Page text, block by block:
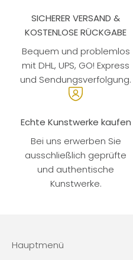
SICHERER VERSAND &
KOSTENLOSE RÜCKGABE
Bequem und problemlos
mit DHL, UPS, GO! Express
und Sendungsverfolgung.
Echte Kunstwerke kaufen
Bei uns erwerben Sie
ausschließlich geprüfte
und authentische
Kunstwerke.
Hauptmenü